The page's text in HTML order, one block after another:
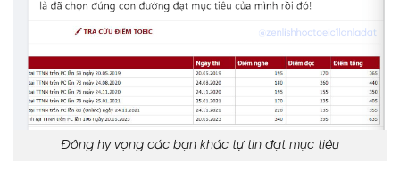
Đông hy vọng các bạn khác tự tin đạt mục tiêu